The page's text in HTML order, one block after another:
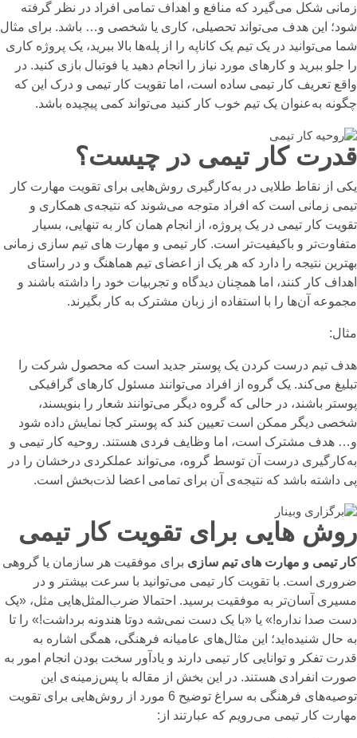
زمانی شکل می‌گیرد که منافع و اهداف تمامی افراد در نظر گرفته
شود؛ این هدف می‌تواند تحصیلی، کاری یا شخصی و… باشد. برای مثال
شما می‌توانید در یک تیم یک کاناپه را از پله‌ها بالا ببرید، یک پروژه کاری
را جلو ببرید و کارهای مورد نیاز را انجام دهید یا فوتبال بازی کنید. در
واقع تعریف کار تیمی ساده است، اما تقویت کار تیمی و درک این که
چگونه به‌عنوان یک تیم خوب کار کنید می‌تواند کمی پیچیده باشد.
قدرت کار تیمی در چیست؟
یکی از نقاط طلایی در به‌کارگیری روش‌هایی برای تقویت مهارت کار
تیمی زمانی است که افراد متوجه می‌شوند که نتیجه‌ی همکاری و
تقویت کار تیمی در یک پروژه، از انجام همان کار به تنهایی، بسیار
متفاوت‌تر و باکیفیت‌تر است. کار تیمی و مهارت های تیم سازی زمانی
بهترین نتیجه را دارد که هر یک از اعضای تیم هماهنگ و در راستای
اهداف کار کنند، اما همچنان دیدگاه و تجربیات خود را داشته باشند و
مجموعه آن‌ها را با استفاده از زبان مشترک به کار بگیرند.
مثال:
هدف تیم درست کردن یک پوستر جدید است که محصول شرکت را
تبلیغ می‌کند. یک گروه از افراد می‌توانند مسئول کارهای گرافیکی
پوستر باشند، در حالی که گروه دیگر می‌توانند شعار را بنویسند،
شخصی دیگر ممکن است تعیین کند که پوستر کجا نمایش داده شود
و… هدف مشترک است، اما وظایف فردی هستند. روحیه کار تیمی و
به‌کارگیری درست آن توسط گروه، می‌تواند عملکردی درخشان را در
پی داشته باشد که نتیجه‌ی آن برای تمامی اعضا لذت‌بخش است.
روش هایی برای تقویت کار تیمی
کار تیمی و مهارت های تیم سازی برای موفقیت هر سازمان یا گروهی
ضروری است. با تقویت کار تیمی می‌توانید با سرعت بیشتر و در
مسیری آسان‌تر به موفقیت برسید. احتمالا ضرب‌المثل‌هایی مثل، «یک
دست صدا نداره!» یا «با یک دست نمی‌شه دوتا هندونه برداشت!» را تا
به حال شنیده‌اید؛ این مثال‌های عامیانه فرهنگی، همگی اشاره به
قدرت تفکر و توانایی کار تیمی دارند و یادآور سخت بودن انجام امور به
صورت انفرادی هستند. در این بخش از مقاله با پس‌زمینه‌ی این
توصیه‌های فرهنگی به سراغ توضیح 6 مورد از روش‌هایی برای تقویت
مهارت کار تیمی می‌رویم که عبارتند از: